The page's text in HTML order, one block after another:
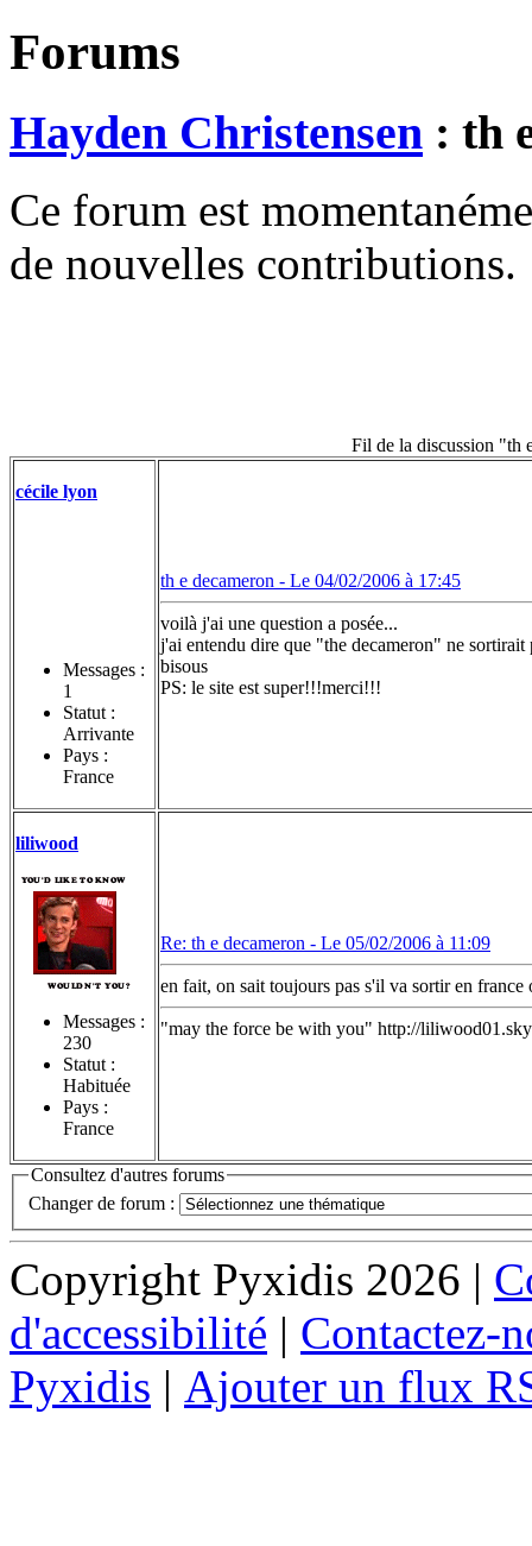
Forums
Hayden Christensen : th
Ce forum est
de nouvelles contributions.
Fil de la discussion "th
cécile lyon
Messages :
1
Statut :
Arrivante
Pays :
France
th e decameron - Le 04/02/2006 à 17:45
voilà j'ai une question a posée...
j'ai entendu dire que "the decameron" ne
bisous
PS: le site est super!!!merci!!!
liliwood
Messages :
230
Statut :
Habituée
Pays :
France
Re: th e decameron - Le 05/02/2006 à 11:09
en fait, on sait toujours pas s'il va sortir en france
"may the force be with you" http://
Consultez d'autres forums
Changer de forum :
Copyright Pyxidis 2026 |
d'accessibilité | Contactez-
Pyxidis | Ajouter un flux